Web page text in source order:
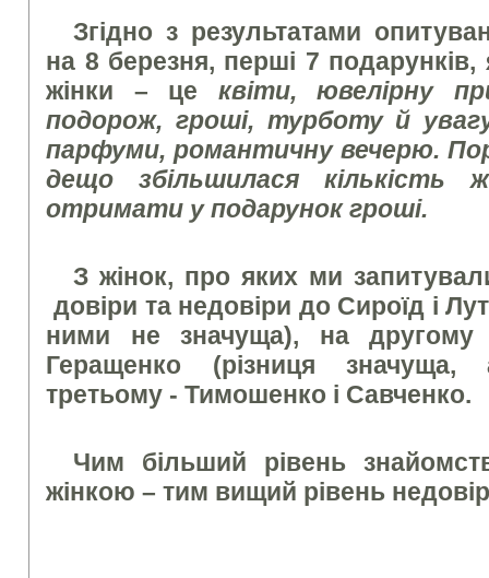
Згідно з результатами
на 8 березня, перші 7 подарунків,
жінки – це
квіти, ювелірну
подорож, гроші, турботу й
парфуми, романтичну вечерю.
дещо збільшилася кількість
отримати у подарунок гроші.
З жінок, про яких ми
довіри та недовіри до Сироїд і
ними не значуща), на другому
Геращенко (різниця
третьому - Тимошенко і Савченко.
Чим більший рівень
жінкою – тим вищий рівень